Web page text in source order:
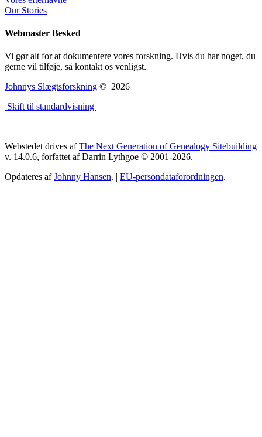
Our Stories
Webmaster Besked
Vi gør alt for at dokumentere vores forskning. Hvis du har noget, du
gerne vil tilføje, så kontakt os venligst.
Johnnys Slægtsforskning © 2026
Skift til standardvisning
Webstedet drives afThe Next Generation of Genealogy Sitebuilding
v. 14.0.6, forfattet af Darrin Lythgoe © 2001-2026.
Opdateres afJohnny Hansen. | EU-persondataforordningen.